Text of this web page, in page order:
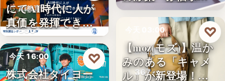
AI教育
350
にてAI時代に人が
真価を発揮できる
理由…
今天 16:00
企業制服
株式会社タイヨー
♡
うか…
今天 03:00
新品情報
367
【moz(モズ)】温か
みのある「キャメ
ル」が新登場！毎
♡